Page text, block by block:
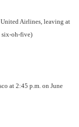
Airlines, leaving at
six-oh-five)
at 2:45 p.m. on June